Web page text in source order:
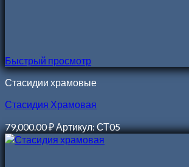
Быстрый просмотр
Стасидии храмовые
Стасидия Храмовая
79,000.00₽Артикул: СТ05